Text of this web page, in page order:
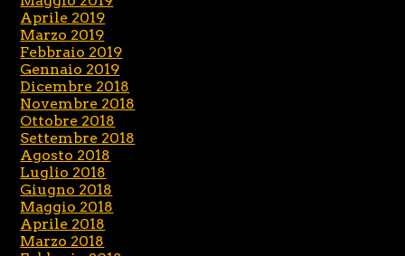
Aprile 2019
Marzo 2019
Febbraio 2019
Gennaio 2019
Dicembre 2018
Novembre 2018
Ottobre 2018
Settembre 2018
Agosto 2018
Luglio 2018
Giugno 2018
Maggio 2018
Aprile 2018
Marzo 2018